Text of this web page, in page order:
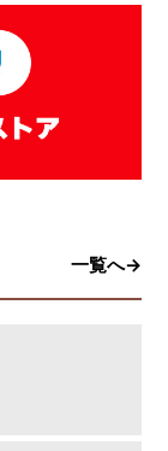
一覧へ→